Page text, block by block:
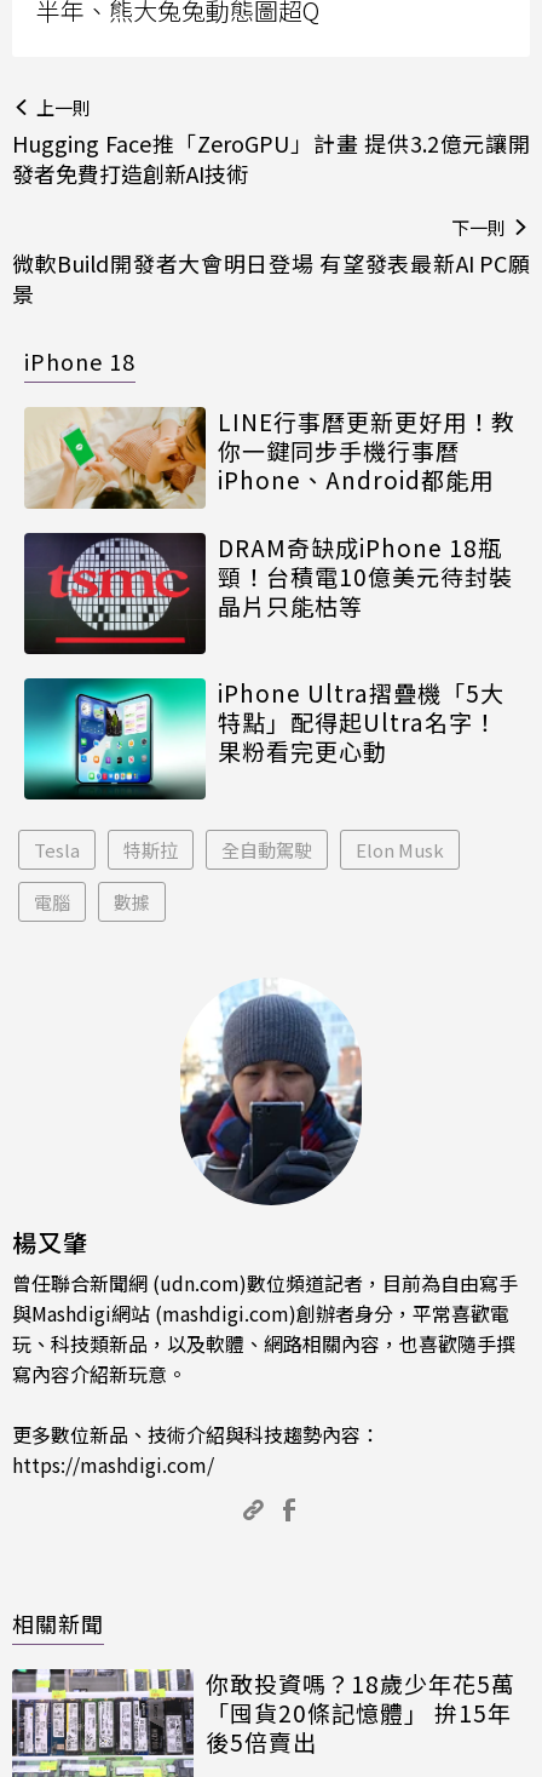
半年、熊大兔兔動態圖超Q
上一則
Hugging Face推「ZeroGPU」計畫 提供3.2億元讓開
發者免費打造創新AI技術
下一則
微軟Build開發者大會明日登場 有望發表最新AI PC願
景
iPhone 18
LINE行事曆更新更好用！教
你一鍵同步手機行事曆
iPhone、Android都能用
DRAM奇缺成iPhone 18瓶
頸！台積電10億美元待封裝
晶片只能枯等
iPhone Ultra摺疊機「5大
特點」配得起Ultra名字！
果粉看完更心動
Tesla 特斯拉 全自動駕駛 Elon Musk
電腦 數據
楊又肇
曾任聯合新聞網 (udn.com)數位頻道記者，目前為自由寫手
與Mashdigi網站 (mashdigi.com)創辦者身分，平常喜歡電
玩、科技類新品，以及軟體、網路相關內容，也喜歡隨手撰
寫內容介紹新玩意。
更多數位新品、技術介紹與科技趨勢內容：
https://mashdigi.com/
相關新聞
你敢投資嗎？18歲少年花5萬
「囤貨20條記憶體」 拚15年
後5倍賣出